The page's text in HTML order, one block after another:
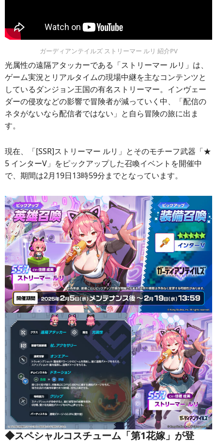
ガーディアンテイルズ ストリーマー ルリ 紹介PV
光属性の遠隔アタッカーである「ストリーマー ルリ」は、
ゲーム実況とリアルタイムの現場中継を主なコンテンツと
しているダンジョン王国の有名ストリーマー。インヴェー
ダーの侵攻などの影響で冒険者が減っていく中、「配信の
ネタがないなら配信者ではない」と自ら冒険の旅に出ま
す。
現在、「[SSR]ストリーマー ルリ」とそのモチーフ武器「★
5 インターV」をピックアップした召喚イベントを開催中
で、期間は2月19日13時59分までとなっています。
◆スペシャルコスチューム「第1花嫁」が登